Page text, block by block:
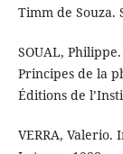
Timm de Souza.
SOUAL,
Principes de la
Éditions de
VERRA,